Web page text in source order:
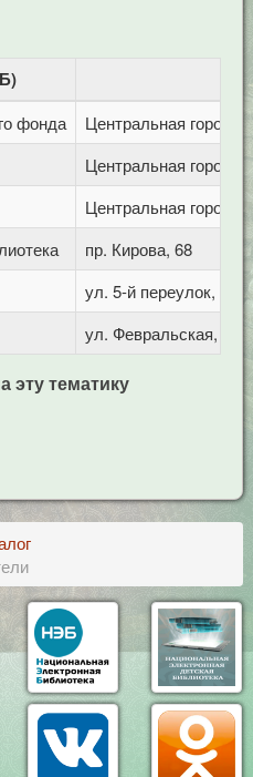
фонда
Центральная
Центральная
Центральная
пр. Кирова, 68
ул. 5-й переулок, 1
ул. Февральская, 283
эту тематику